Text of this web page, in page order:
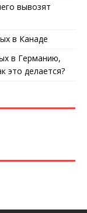
вывозят
в Канаде
в Германию,
это делается?